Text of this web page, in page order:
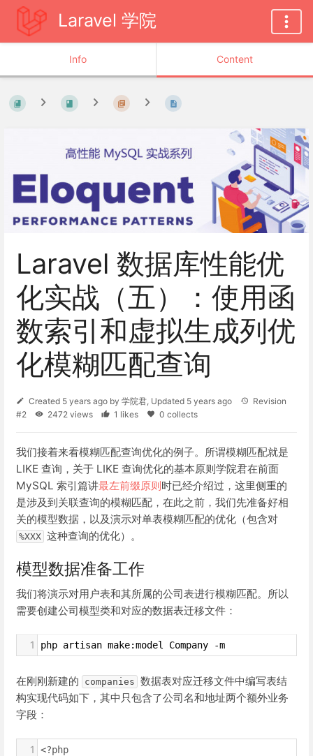
Laravel 学院
Info Content
Laravel 数据库性能优
化实战（五）：使用函
数索引和虚拟生成列优
化模糊匹配查询
Created 5 years ago by 学院君, Updated 5 years ago
Revision
#2
2472 views 1 likes 0 collects
我们接着来看模糊匹配查询优化的例子。所谓模糊匹配就是
LIKE 查询，关于 LIKE 查询优化的基本原则学院君在前面
MySQL 索引篇讲最左前缀原则时已经介绍过，这里侧重的
是涉及到关联查询的模糊匹配，在此之前，我们先准备好相
关的模型数据，以及演示对单表模糊匹配的优化（包含对
%XXX 这种查询的优化）。
模型数据准备工作
我们将演示对用户表和其所属的公司表进行模糊匹配。所以
需要创建公司模型类和对应的数据表迁移文件：
1 php artisan make:model Company -m
在刚刚新建的 companies 数据表对应迁移文件中编写表结
构实现代码如下，其中只包含了公司名和地址两个额外业务
字段：
1 <?php